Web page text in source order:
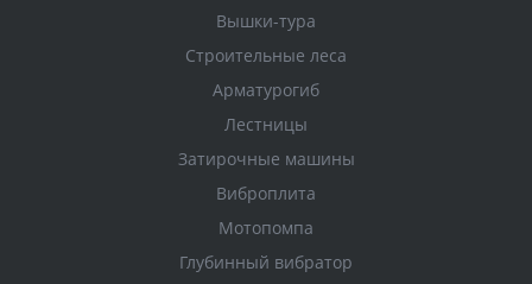
Вышки-тура
Строительные леса
Арматурогиб
Лестницы
Затирочные машины
Виброплита
Мотопомпа
Глубинный вибратор